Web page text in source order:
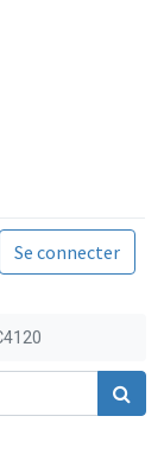
Se connecter